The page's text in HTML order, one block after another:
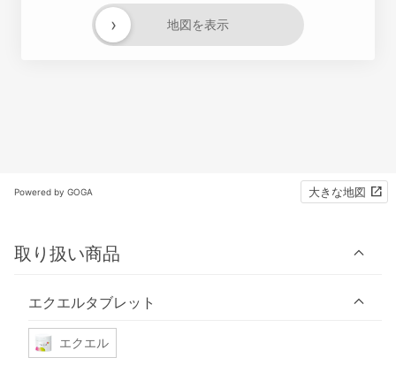
地図を表示
›
Powered by GOGA 大きな地図
取り扱い商品
エクエルタブレット
エクエル